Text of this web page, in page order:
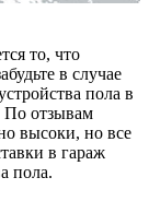
то, что
в случае
пола в
По отзывам
высоки, но все
в гараж
пола.